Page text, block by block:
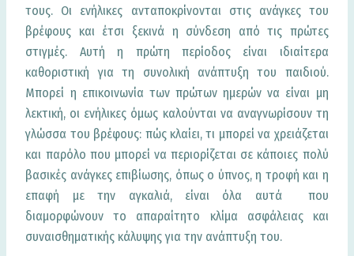
τους. Οι ενήλικες ανταποκρίνονται στις ανάγκες του
βρέφους και έτσι ξεκινά η σύνδεση από τις πρώτες
στιγμές. Αυτή η πρώτη περίοδος είναι ιδιαίτερα
καθοριστική για τη συνολική ανάπτυξη του παιδιού.
Μπορεί η επικοινωνία των πρώτων ημερών να είναι μη
λεκτική, οι ενήλικες όμως καλούνται να αναγνωρίσουν τη
γλώσσα του βρέφους: πώς κλαίει, τι μπορεί να χρειάζεται
και παρόλο που μπορεί να περιορίζεται σε κάποιες πολύ
βασικές ανάγκες επιβίωσης, όπως ο ύπνος, η τροφή και η
επαφή με την αγκαλιά, είναι όλα αυτά που
διαμορφώνουν το απαραίτητο κλίμα ασφάλειας και
συναισθηματικής κάλυψης για την ανάπτυξη του.